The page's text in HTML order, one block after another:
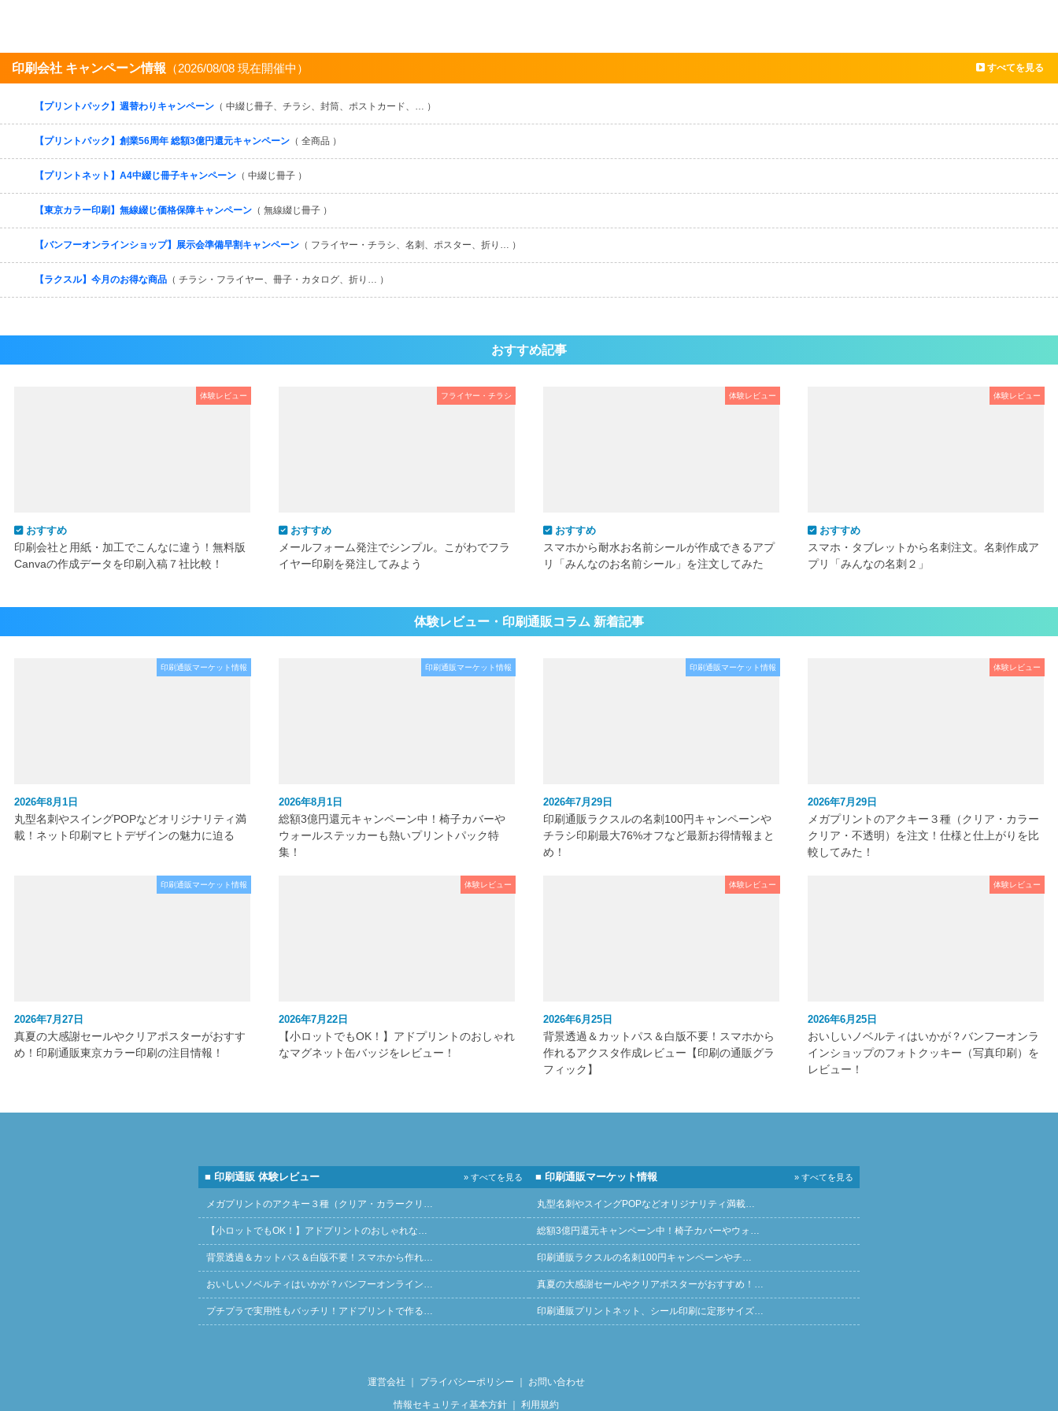
印刷会社 キャンペーン情報 （2026/08/08 現在開催中） すべてを見る
【プリントパック】週替わりキャンペーン （ 中綴じ冊子、チラシ、封筒、ポストカード、… ）
【プリントパック】創業56周年 総額3億円還元キャンペーン （ 全商品 ）
【プリントネット】A4中綴じ冊子キャンペーン （ 中綴じ冊子 ）
【東京カラー印刷】無線綴じ価格保障キャンペーン （ 無線綴じ冊子 ）
【バンフーオンラインショップ】展示会準備早割キャンペーン （ フライヤー・チラシ、名刺、ポスター、折り… ）
【ラクスル】今月のお得な商品 （ チラシ・フライヤー、冊子・カタログ、折り… ）
おすすめ記事
体験レビュー
おすすめ
印刷会社と用紙・加工でこんなに違う！無料版
Canvaの作成データを印刷入稿７社比較！
フライヤー・チラシ
おすすめ
メールフォーム発注でシンプル。こがわでフラ
イヤー印刷を発注してみよう
体験レビュー
おすすめ
スマホから耐水お名前シールが作成できるアプ
リ「みんなのお名前シール」を注文してみた
体験レビュー
おすすめ
スマホ・タブレットから名刺注文。名刺作成ア
プリ「みんなの名刺２」
体験レビュー・印刷通販コラム 新着記事
印刷通販マーケット情報
2026年8月1日
丸型名刺やスイングPOPなどオリジナリティ満
載！ネット印刷マヒトデザインの魅力に迫る
印刷通販マーケット情報
2026年8月1日
総額3億円還元キャンペーン中！椅子カバーや
ウォールステッカーも熱いプリントパック特
集！
印刷通販マーケット情報
2026年7月29日
印刷通販ラクスルの名刺100円キャンペーンや
チラシ印刷最大76%オフなど最新お得情報まと
め！
体験レビュー
2026年7月29日
メガプリントのアクキー３種（クリア・カラー
クリア・不透明）を注文！仕様と仕上がりを比
較してみた！
印刷通販マーケット情報
2026年7月27日
真夏の大感謝セールやクリアポスターがおすす
め！印刷通販東京カラー印刷の注目情報！
体験レビュー
2026年7月22日
【小ロットでもOK！】アドプリントのおしゃれ
なマグネット缶バッジをレビュー！
体験レビュー
2026年6月25日
背景透過＆カットパス＆白版不要！スマホから
作れるアクスタ作成レビュー【印刷の通販グラ
フィック】
体験レビュー
2026年6月25日
おいしいノベルティはいかが？バンフーオンラ
インショップのフォトクッキー（写真印刷）を
レビュー！
■ 印刷通販 体験レビュー » すべてを見る
メガプリントのアクキー３種（クリア・カラークリ…
【小ロットでもOK！】アドプリントのおしゃれな…
背景透過＆カットパス＆白版不要！スマホから作れ…
おいしいノベルティはいかが？バンフーオンライン…
プチプラで実用性もバッチリ！アドプリントで作る…
■ 印刷通販マーケット情報 » すべてを見る
丸型名刺やスイングPOPなどオリジナリティ満載…
総額3億円還元キャンペーン中！椅子カバーやウォ…
印刷通販ラクスルの名刺100円キャンペーンやチ…
真夏の大感謝セールやクリアポスターがおすすめ！…
印刷通販プリントネット、シール印刷に定形サイズ…
運営会社 ｜ プライバシーポリシー ｜ お問い合わせ
情報セキュリティ基本方針｜ 利用規約